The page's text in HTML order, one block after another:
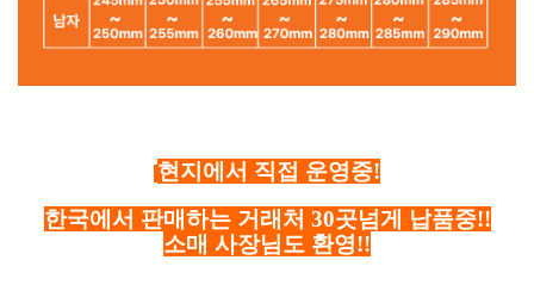
현지에서 직접 운영중!
한국에서 판매하는 거래처 30곳넘게 납품중!!
소매 사장님도 환영!!